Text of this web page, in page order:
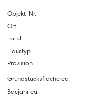
Objekt-Nr.
Ort
Land
Haustyp
Provision
Grundstücksfläche ca.
Baujahr ca.